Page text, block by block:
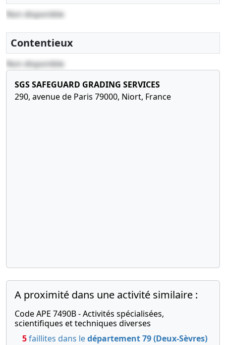
Non disponible
Contentieux
Non disponible
SGS SAFEGUARD GRADING SERVICES
290, avenue de Paris 79000, Niort, France
A proximité dans une activité similaire :
Code APE 7490B - Activités spécialisées,
scientifiques et techniques diverses
5faillites dans ledépartement 79 (Deux-Sèvres)